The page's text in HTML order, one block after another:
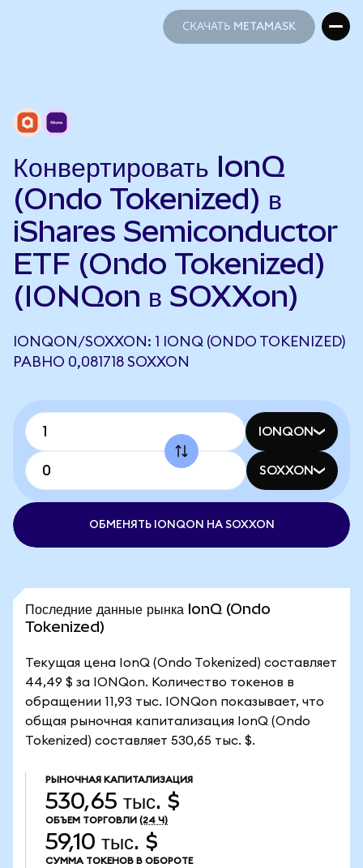
СКАЧАТЬ METAMASK
Конвертировать IonQ
(Ondo Tokenized) в
iShares Semiconductor
ETF (Ondo Tokenized)
(IONQon в SOXXon)
IONQON/SOXXON: 1 IONQ (ONDO TOKENIZED)
РАВНО 0,081718 SOXXON
IONQON
SOXXON
ОБМЕНЯТЬ IONQON НА SOXXON
Последние данные рынка IonQ (Ondo
Tokenized)
Текущая цена IonQ (Ondo Tokenized) составляет
44,49 $ за IONQon. Количество токенов в
обращении 11,93 тыс. IONQon показывает, что
общая рыночная капитализация IonQ (Ondo
Tokenized) составляет 530,65 тыс. $.
РЫНОЧНАЯ КАПИТАЛИЗАЦИЯ
530,65 тыс. $
ОБЪЕМ ТОРГОВЛИ (24 Ч)
59,10 тыс. $
СУММА ТОКЕНОВ В ОБОРОТЕ